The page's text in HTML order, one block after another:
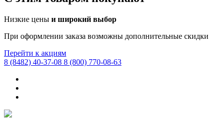
Низкие цены и широкий выбор
При оформлении заказа возможны дополнительные скидки
Перейти к акциям
8 (8482) 40-37-08 8 (800) 770-08-63